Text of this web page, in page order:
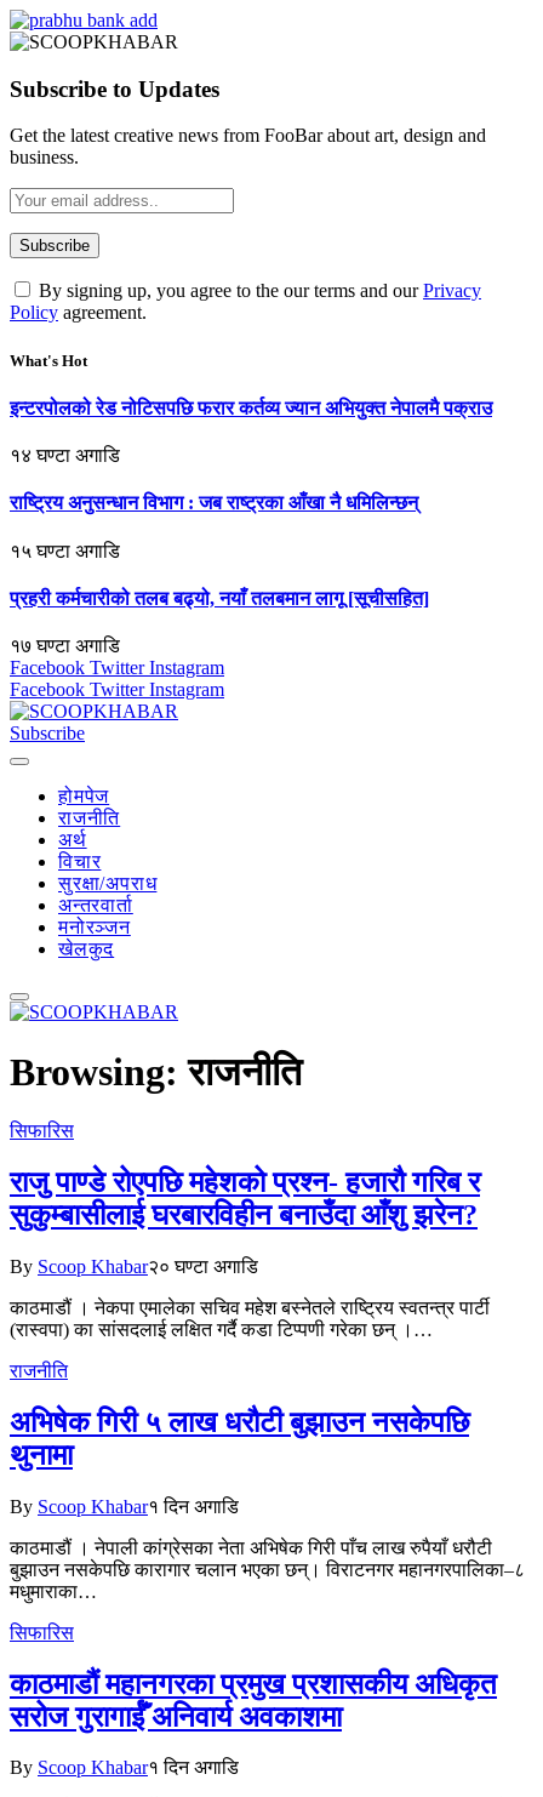
Subscribe to Updates
Get the latest creative news from FooBar about art, design and
business.
By signing up, you agree to the our terms and ourPrivacy
Policy agreement.
What's Hot
इन्टरपोलको रेड नोटिसपछि फरार कर्तव्य ज्यान अभियुक्त नेपालमै पक्राउ
१४ घण्टा अगाडि
राष्ट्रिय अनुसन्धान विभाग : जब राष्ट्रका आँखा नै धमिलिन्छन्
१५ घण्टा अगाडि
प्रहरी कर्मचारीको तलब बढ्यो, नयाँ तलबमान लागू [सूचीसहित]
१७ घण्टा अगाडि
Facebook Twitter Instagram
Facebook Twitter Instagram
Subscribe
होमपेज
राजनीति
अर्थ
विचार
सुरक्षा/अपराध
अन्तरवार्ता
मनोरञ्जन
खेलकुद
Browsing:राजनीति
सिफारिस
राजु पाण्डे रोएपछि महेशको प्रश्न- हजारौ गरिब र
सुकुम्बासीलाई घरबारविहीन बनाउँदा आँशु झरेन?
By Scoop Khabar२० घण्टा अगाडि
काठमाडौं । नेकपा एमालेका सचिव महेश बस्नेतले राष्ट्रिय स्वतन्त्र पार्टी
(रास्वपा) का सांसदलाई लक्षित गर्दै कडा टिप्पणी गरेका छन् ।…
राजनीति
अभिषेक गिरी ५ लाख धरौटी बुझाउन नसकेपछि
थुनामा
By Scoop Khabar१ दिन अगाडि
काठमाडौं । नेपाली कांग्रेसका नेता अभिषेक गिरी पाँच लाख रुपैयाँ धरौटी
बुझाउन नसकेपछि कारागार चलान भएका छन्। विराटनगर महानगरपालिका–८
मधुमाराका…
सिफारिस
काठमाडौं महानगरका प्रमुख प्रशासकीय अधिकृत
सरोज गुरागाईँ अनिवार्य अवकाशमा
By Scoop Khabar१ दिन अगाडि